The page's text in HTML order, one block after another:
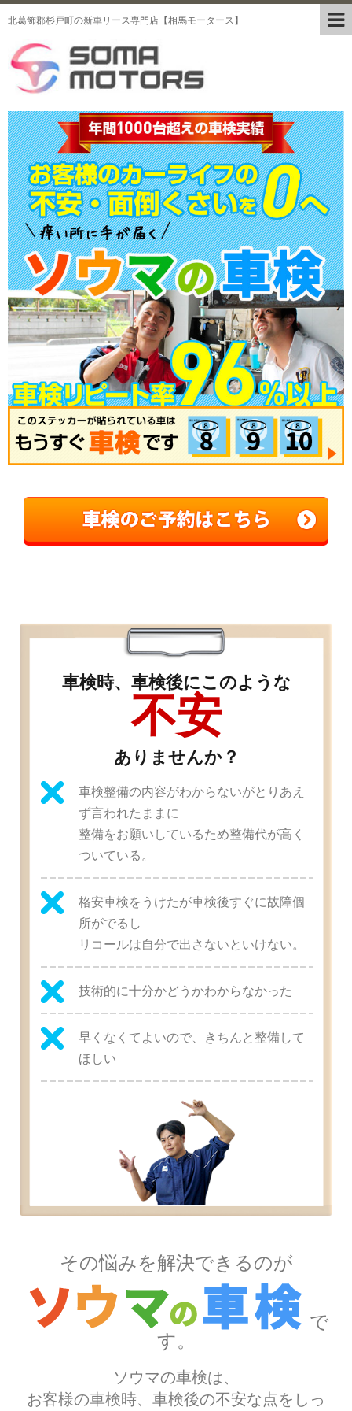
北葛飾郡杉戸町の新車リース専門店【相馬モータース】
車検時、車検後にこのような
不安
ありませんか？
車検整備の内容がわからないがとりあえ
ず言われたままに
整備をお願いしているため整備代が高く
ついている。
格安車検をうけたが車検後すぐに故障個
所がでるし
リコールは自分で出さないといけない。
技術的に十分かどうかわからなかった
早くなくてよいので、きちんと整備して
ほしい
その悩みを解決できるのが
で
す。
ソウマの車検は、
お客様の車検時、車検後の不安な点を しっ